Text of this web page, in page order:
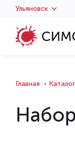
Ульяновск
Главная Каталог